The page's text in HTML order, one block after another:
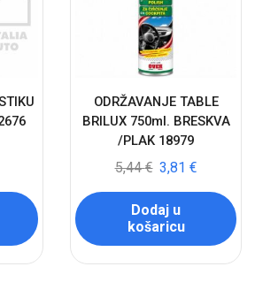
ODRŽAVANJE TABLE
BRILUX 750ml. BRESKVA
/PLAK 18979
5,44€ 3,81 €
Dodaj u
košaricu